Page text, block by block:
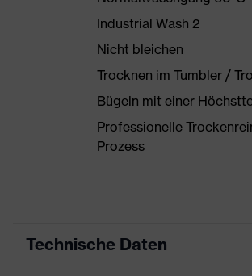
Industrial Wash 2
Nicht bleichen
Trocknen im Tumbler /
Bügeln mit einer
Professionelle
Prozess
Technische Daten